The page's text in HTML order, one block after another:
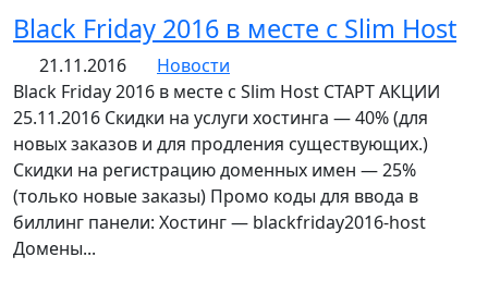
Black Friday 2016 в месте с Slim Host
21.11.2016
Новости
Black Friday 2016 в месте с Slim Host СТАРТ АКЦИИ
25.11.2016 Скидки на услуги хостинга — 40% (для
новых заказов и для продления существующих.)
Скидки на регистрацию доменных имен — 25%
(только новые заказы) Промо коды для ввода в
биллинг панели: Хостинг — blackfriday2016-host
Домены...